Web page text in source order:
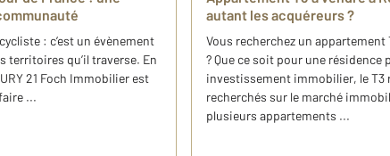
: c’est un évènement
territoires qu’il traverse. En
21 Foch Immobilier est
...
autant les acquéreurs ?
Vous recherchez un appartement
? Que ce soit pour une
investissement immobilier, le T3
recherchés sur le marché
plusieurs appartements ...